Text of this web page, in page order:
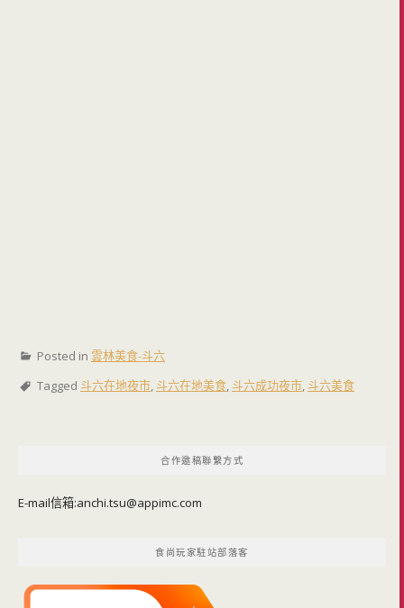
Posted in 雲林美食-斗六
Tagged 斗六在地夜市 斗六在地美食 斗六成功夜市 斗六美食
合作邀稿聯繫方式
E-mail信箱:anchi.tsu@appimc.com
食尚玩家駐站部落客